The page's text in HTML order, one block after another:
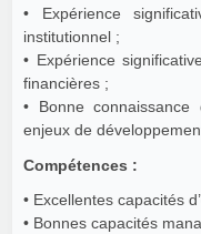
• Expérience
institutionnel ;
• Expérience
financières ;
• Bonne
enjeux de
Compétences :
• Excellentes capacités
• Bonnes capacités